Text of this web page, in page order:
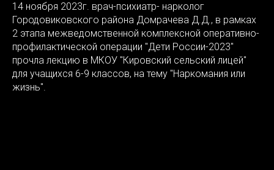
14 ноября 2023г. врач-психиатр- нарколог
Городовиковского района Домрачева Д.Д., в рамках
2 этапа межведомственной комплексной оперативно-
профилактической операции "Дети России-2023"
прочла лекцию в МКОУ "Кировский сельский лицей"
для учащихся 6-9 классов, на тему "Наркомания или
жизнь".